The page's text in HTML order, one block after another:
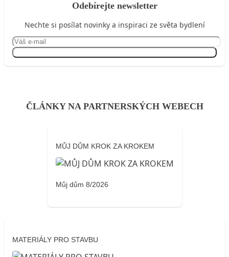
Odebírejte newsletter
Nechte si posílat novinky a inspiraci ze světa bydlení
ČLÁNKY NA PARTNERSKÝCH WEBECH
MŮJ DŮM KROK ZA KROKEM
Můj dům 8/2026
MATERIÁLY PRO STAVBU